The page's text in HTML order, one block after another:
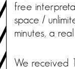
free
space /
minutes, a
We received